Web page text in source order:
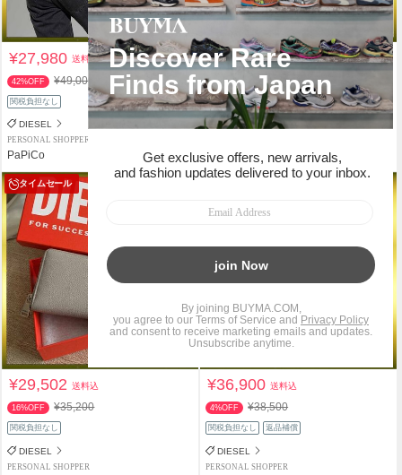
¥27,980送料込
42%OFF ¥49,000
関税負担なし
DIESEL
PERSONAL SHOPPER
PaPiCo
¥19,780送料込
10%OFF ¥22,000
関税負担なし 返品補償
DIESEL
PaPiCo
タイムセール
¥29,502送料込
16%OFF ¥35,200
関税負担なし
DIESEL
PERSONAL SHOPPER
¥36,900送料込
4%OFF ¥38,500
関税負担なし 返品補償
DIESEL
PERSONAL SHOPPER